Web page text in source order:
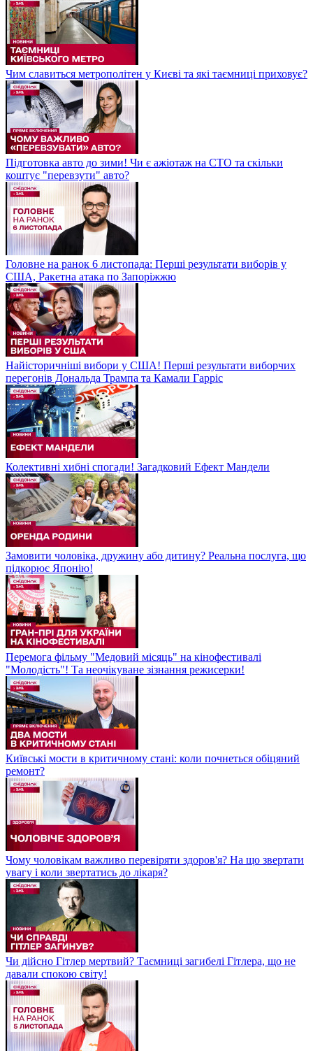
Чим славиться метрополітен у Києві та які таємниці приховує?
Підготовка авто до зими! Чи є ажіотаж на СТО та скільки
коштує "перевзути" авто?
Головне на ранок 6 листопада: Перші результати виборів у
США, Ракетна атака по Запоріжжю
Найісторичніші вибори у США! Перші результати виборчих
перегонів Дональда Трампа та Камали Гарріс
Колективні хибні спогади! Загадковий Ефект Мандели
Замовити чоловіка, дружину або дитину? Реальна послуга, що
підкорює Японію!
Перемога фільму "Медовий місяць" на кінофестивалі
"Молодість"! Та неочікуване зізнання режисерки!
Київські мости в критичному стані: коли почнеться обіцяний
ремонт?
Чому чоловікам важливо перевіряти здоров'я? На що звертати
увагу і коли звертатись до лікаря?
Чи дійсно Гітлер мертвий? Таємниці загибелі Гітлера, що не
давали спокою світу!